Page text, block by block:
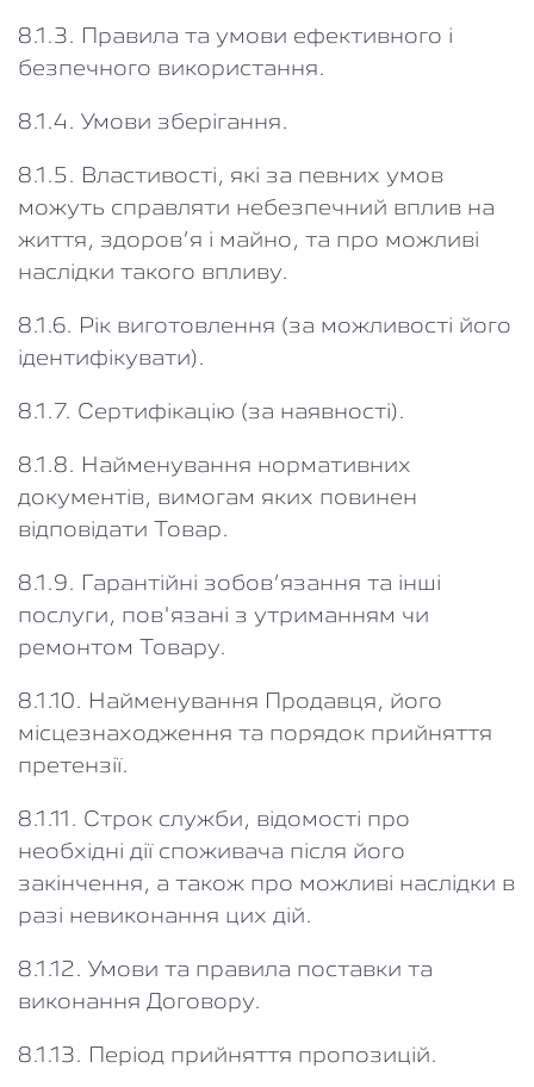
8.1.3. Правила та умови ефективного і
безпечного використання.
8.1.4. Умови зберігання.
8.1.5. Властивості, які за певних умов
можуть справляти небезпечний вплив на
життя, здоров’я і майно, та про можливі
наслідки такого впливу.
8.1.6. Рік виготовлення (за можливості його
ідентифікувати).
8.1.7. Сертифікацію (за наявності).
8.1.8. Найменування нормативних
документів, вимогам яких повинен
відповідати Товар.
8.1.9. Гарантійні зобов’язання та інші
послуги, пов'язані з утриманням чи
ремонтом Товару.
8.1.10. Найменування Продавця, його
місцезнаходження та порядок прийняття
претензії.
8.1.11. Строк служби, відомості про
необхідні дії споживача після його
закінчення, а також про можливі наслідки в
разі невиконання цих дій.
8.1.12. Умови та правила поставки та
виконання Договору.
8.1.13. Період прийняття пропозицій.